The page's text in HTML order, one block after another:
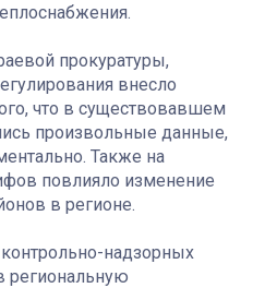
прокуратуры,
внесло
что в существовавшем
произвольные данные,
Также на
повлияло изменение
в регионе.
надзорных
региональную